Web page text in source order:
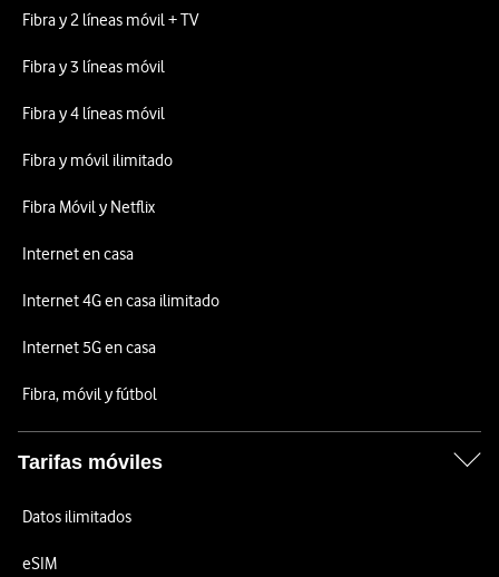
Fibra y 2 líneas móvil + TV
Fibra y 3 líneas móvil
Fibra y 4 líneas móvil
Fibra y móvil ilimitado
Fibra Móvil y Netflix
Internet en casa
Internet 4G en casa ilimitado
Internet 5G en casa
Fibra, móvil y fútbol
Tarifas móviles
Datos ilimitados
eSIM